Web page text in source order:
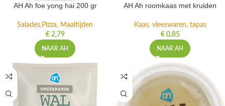
AH Ah foe yong hai 200 gr
Salades,Pizza, Maaltijden
€2,79
NAAR AH
AH Ah roomkaas met kruiden
Kaas, vleeswaren, tapas
€0,85
NAAR AH